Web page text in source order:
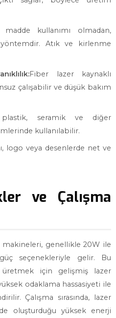
madde kullanımı olmadan,
Atık ve kirlenme
Fiber lazer kaynaklı
çalışabilir ve düşük bakım
plastik, seramik ve diğer
kullanılabilir.
logo veya desenlerde net ve
ve Çalışma
makineleri, genellikle 20W ile
seçenekleriyle gelir. Bu
üretmek için gelişmiş lazer
odaklama hassasiyeti ile
Çalışma sırasında, lazer
oluşturduğu yüksek enerji